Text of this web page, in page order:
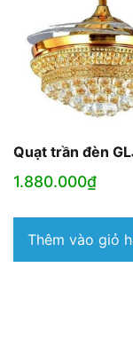
Quạt trần đèn
1.880.000₫
Thêm vào giỏ